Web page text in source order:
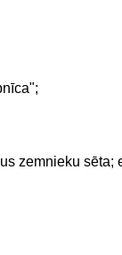
zemnieku sēta;